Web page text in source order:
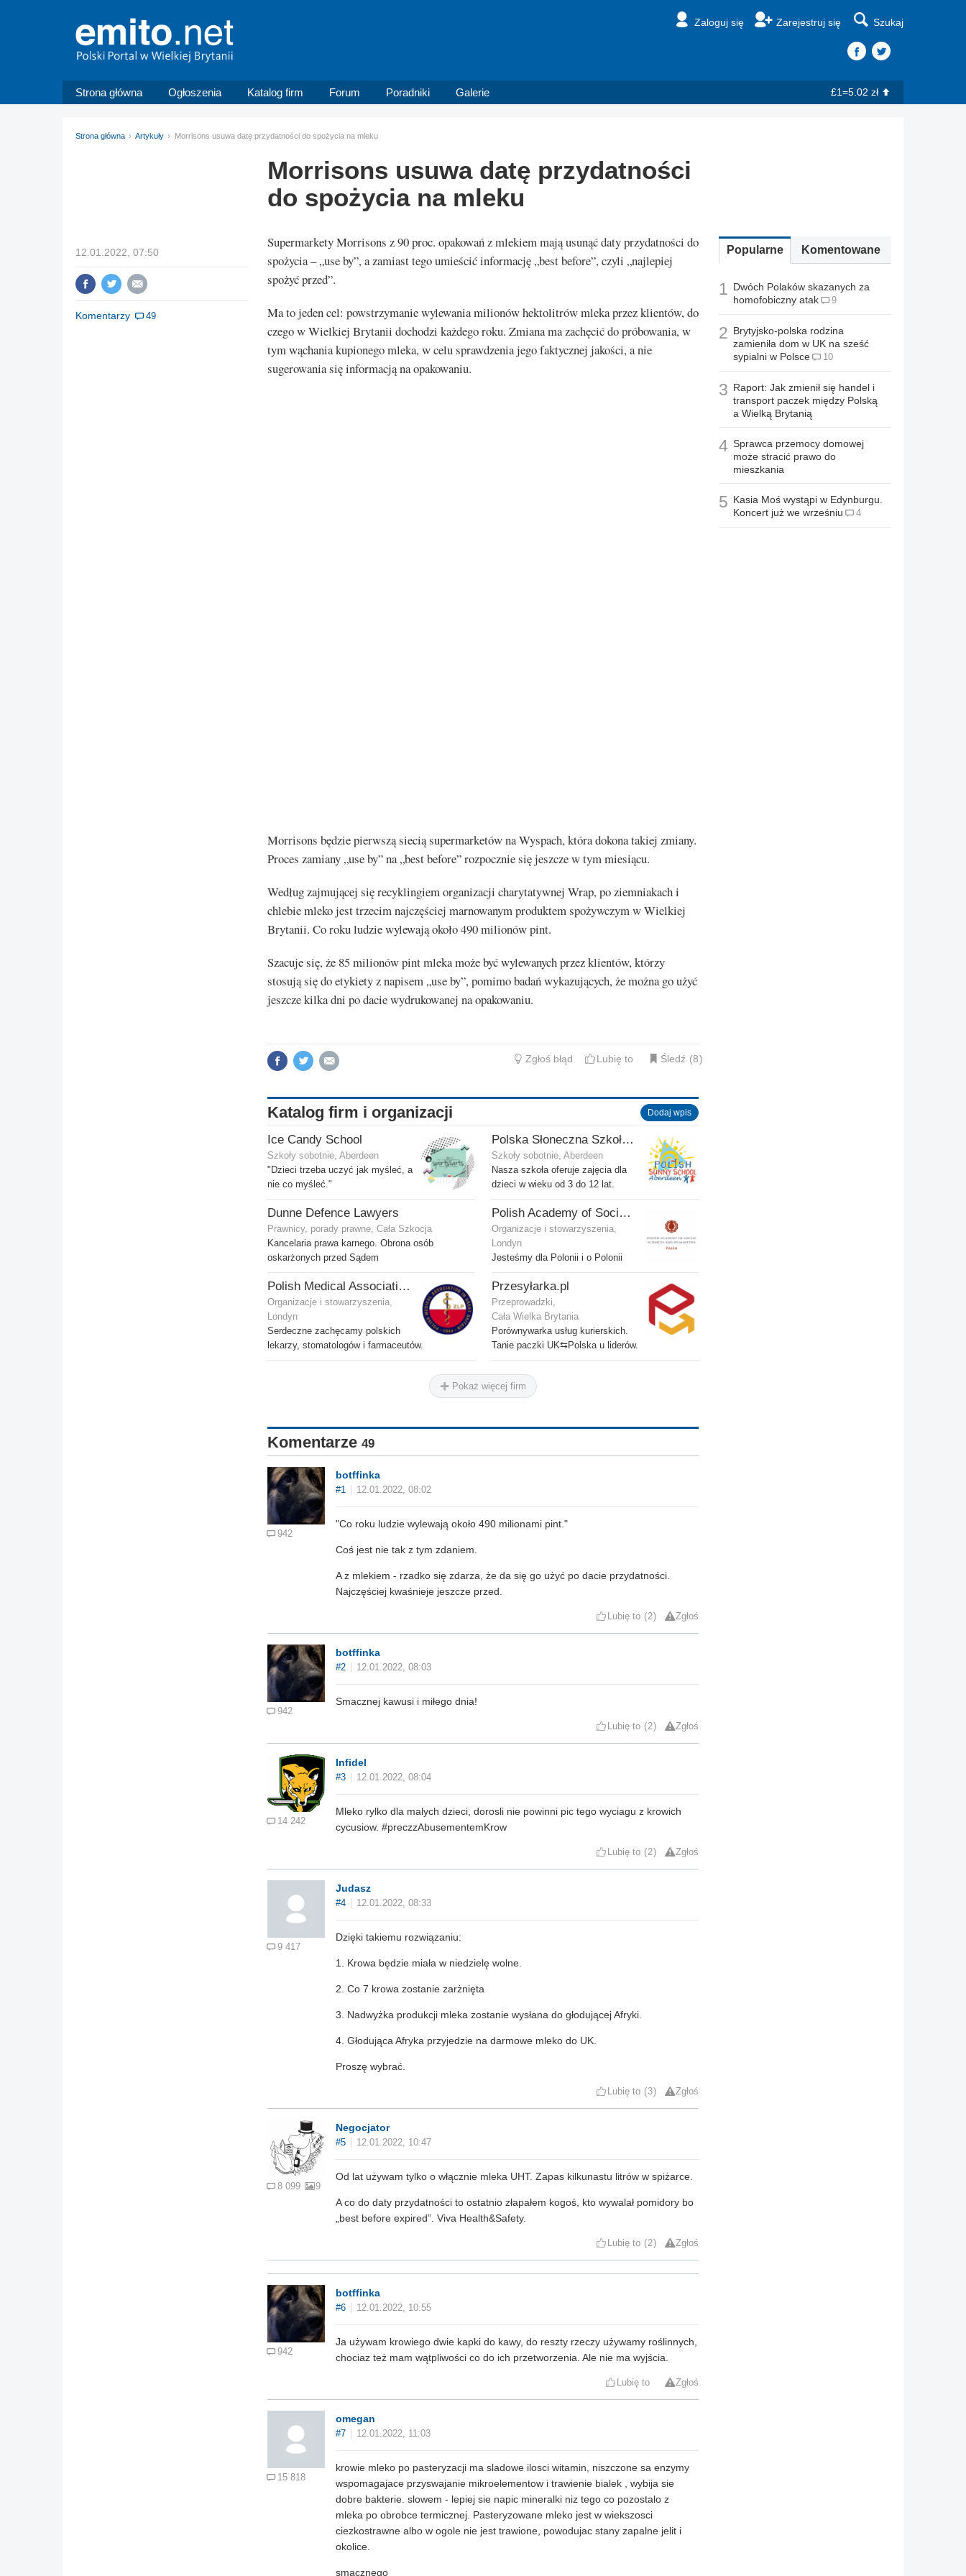
Zaloguj się Zarejestruj się Szukaj
Strona główna Ogłoszenia Katalog firm Forum Poradniki Galerie £1=5.02 zł
Strona główna Artykuły Morrisons usuwa datę przydatności do spożycia na mleku
Morrisons usuwa datę przydatności
do spożycia na mleku
12.01.2022, 07:50
Komentarzy 49
Supermarkety Morrisons z 90 proc. opakowań z mlekiem mają usunąć daty przydatności do
spożycia – „use by”, a zamiast tego umieścić informację „best before”, czyli „najlepiej
spożyć przed”.
Ma to jeden cel: powstrzymanie wylewania milionów hektolitrów mleka przez klientów, do
czego w Wielkiej Brytanii dochodzi każdego roku. Zmiana ma zachęcić do próbowania, w
tym wąchania kupionego mleka, w celu sprawdzenia jego faktycznej jakości, a nie
sugerowania się informacją na opakowaniu.
Morrisons będzie pierwszą siecią supermarketów na Wyspach, która dokona takiej zmiany.
Proces zamiany „use by” na „best before” rozpocznie się jeszcze w tym miesiącu.
Według zajmującej się recyklingiem organizacji charytatywnej Wrap, po ziemniakach i
chlebie mleko jest trzecim najczęściej marnowanym produktem spożywczym w Wielkiej
Brytanii. Co roku ludzie wylewają około 490 milionów pint.
Szacuje się, że 85 milionów pint mleka może być wylewanych przez klientów, którzy
stosują się do etykiety z napisem „use by”, pomimo badań wykazujących, że można go użyć
jeszcze kilka dni po dacie wydrukowanej na opakowaniu.
Popularne Komentowane
1 Dwóch Polaków skazanych za
homofobiczny atak
9
2 Brytyjsko-polska rodzina
zamieniła dom w UK na sześć
sypialni w Polsce
10
3 Raport: Jak zmienił się handel i
transport paczek między Polską
a Wielką Brytanią
4 Sprawca przemocy domowej
może stracić prawo do
mieszkania
5 Kasia Moś wystąpi w Edynburgu.
Koncert już we wrześniu
4
Zgłoś błąd Lubię to Śledź 8
Katalog firm i organizacji Dodaj wpis
Ice Candy School
Szkoły sobotnie, Aberdeen
"Dzieci trzeba uczyć jak myśleć, a
nie co myśleć."
Polska Słoneczna Szkoła w Aberdeen
Szkoły sobotnie, Aberdeen
Nasza szkoła oferuje zajęcia dla
dzieci w wieku od 3 do 12 lat.
Dunne Defence Lawyers
Prawnicy, porady prawne, Cała Szkocja
Kancelaria prawa karnego. Obrona osób
oskarżonych przed Sądem
Polish Academy of Social Sciences and Humanities Ltd
Organizacje i stowarzyszenia,
Londyn
Jesteśmy dla Polonii i o Polonii
Polish Medical Association - Zwiazek Lekarzy Polskich w Wielkiej Brytanii
Organizacje i stowarzyszenia,
Londyn
Serdeczne zachęcamy polskich
lekarzy, stomatologów i farmaceutów.
Przesyłarka.pl
Przeprowadzki,
Cała Wielka Brytania
Porównywarka usług kurierskich.
Tanie paczki UK⇆Polska u liderów.
Pokaż więcej firm
Komentarze 49
942
botffinka
#1 12.01.2022, 08:02
"Co roku ludzie wylewają około 490 milionami pint."
Coś jest nie tak z tym zdaniem.
A z mlekiem - rzadko się zdarza, że da się go użyć po dacie przydatności.
Najczęściej kwaśnieje jeszcze przed.
Lubię to 2 Zgłoś
942
botffinka
#2 12.01.2022, 08:03
Smacznej kawusi i miłego dnia!
Lubię to 2 Zgłoś
14 242
Infidel
#3 12.01.2022, 08:04
Mleko rylko dla malych dzieci, dorosli nie powinni pic tego wyciagu z krowich
cycusiow. #preczzAbusementemKrow
Lubię to 2 Zgłoś
9 417
Judasz
#4 12.01.2022, 08:33
Dzięki takiemu rozwiązaniu:
1. Krowa będzie miała w niedzielę wolne.
2. Co 7 krowa zostanie zarżnięta
3. Nadwyżka produkcji mleka zostanie wysłana do głodującej Afryki.
4. Głodująca Afryka przyjedzie na darmowe mleko do UK.
Proszę wybrać.
Lubię to 3 Zgłoś
8 099 9
Negocjator
#5 12.01.2022, 10:47
Od lat używam tylko o włącznie mleka UHT. Zapas kilkunastu litrów w spiżarce.
A co do daty przydatności to ostatnio złapałem kogoś, kto wywalał pomidory bo
„best before expired”. Viva Health&Safety.
Lubię to 2 Zgłoś
942
botffinka
#6 12.01.2022, 10:55
Ja używam krowiego dwie kapki do kawy, do reszty rzeczy używamy roślinnych,
chociaz też mam wątpliwości co do ich przetworzenia. Ale nie ma wyjścia.
Lubię to Zgłoś
15 818
omegan
#7 12.01.2022, 11:03
krowie mleko po pasteryzacji ma sladowe ilosci witamin, niszczone sa enzymy
wspomagajace przyswajanie mikroelementow i trawienie bialek , wybija sie
dobre bakterie. slowem - lepiej sie napic mineralki niz tego co pozostalo z
mleka po obrobce termicznej. Pasteryzowane mleko jest w wiekszosci
ciezkostrawne albo w ogole nie jest trawione, powodujac stany zapalne jelit i
okolice.
smacznego